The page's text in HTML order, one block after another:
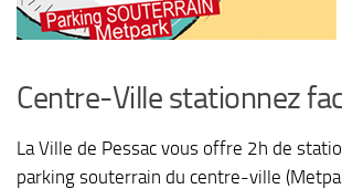
Centre-Ville stationnez
La Ville de Pessac vous offre 2h de
parking souterrain du centre-ville